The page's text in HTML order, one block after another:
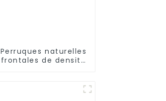
Perruques naturelles
frontales de densité